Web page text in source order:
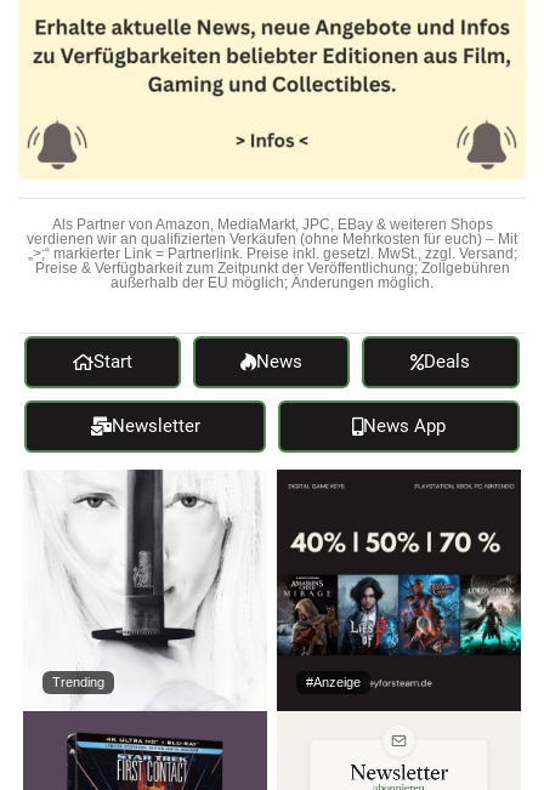
Als Partner von Amazon, MediaMarkt, JPC, EBay & weiteren Shops
verdienen wir an qualifizierten Verkäufen (ohne Mehrkosten für euch) – Mit
„>;“ markierter Link = Partnerlink. Preise inkl. gesetzl. MwSt., zzgl. Versand;
Preise & Verfügbarkeit zum Zeitpunkt der Veröffentlichung; Zollgebühren
außerhalb der EU möglich; Änderungen möglich.
Start News Deals
Newsletter News App
Trending #Anzeige